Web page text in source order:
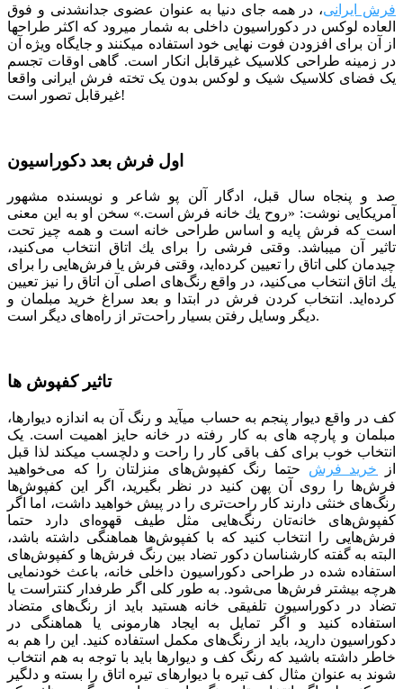
فرش ایرانی، در همه جای دنیا به عنوان عضوی جدانشدنی و فوق
العاده لوکس در دکوراسیون داخلی به شمار میرود که اکثر طراح­ها
از آن برای افزودن فوت نهایی خود استفاده می­کنند و جایگاه ویژه آن
در زمینه طراحی کلاسیک غیرقابل انکار است. گاهی اوقات تجسم
یک فضای کلاسیک شیک و لوکس بدون یک تخته فرش ایرانی واقعا
غیرقابل تصور است!
اول فرش بعد دکوراسیون
صد و پنجاه سال قبل، ادگار آلن پو شاعر و نویسنده مشهور
آمریکایی نوشت: «روح یك خانه فرش است.» سخن او به این معنی
است كه فرش پایه و اساس طراحی خانه است و همه چیز تحت
تاثیر آن می­باشد. وقتی فرشی را برای یك اتاق انتخاب می‌كنید،
چیدمان كلی اتاق را تعیین كرده‌اید، وقتی فرش یا فرش‌هایی را برای
یك اتاق انتخاب می‌كنید، در واقع رنگ‌های اصلی آن اتاق را نیز تعیین
كرده‌اید. انتخاب کردن فرش در ابتدا و بعد سراغ خرید مبلمان و
دیگر وسایل رفتن بسیار راحت‌تر از راه‌های دیگر است.
تاثیر کفپوش ها
کف در واقع دیوار پنجم به حساب می­آید و رنگ آن به اندازه دیوارها،
مبلمان و پارچه­ های به کار رفته در خانه حایز اهمیت است. یک
انتخاب خوب برای کف باقی کار را راحت و دلچسب می­کند لذا قبل
از خرید فرش حتما رنگ کفپوش‌های منزلتان را که می‌خواهید
فرش‌ها را روی آن پهن کنید در نظر بگیرید، اگر این کفپوش‌ها
رنگ‌های خنثی دارند کار راحت‌تری را در پیش خواهید داشت، اما اگر
کفپوش‌های خانه‌تان رنگ‌هایی مثل طیف قهوه‌ای دارد حتما
فرش‌هایی را انتخاب کنید که با کفپوش‌ها هماهنگی داشته باشد،
البته به گفته کارشناسان دکور تضاد بین رنگ فرش‌ها و کفپوش‌های
استفاده شده در طراحی دکوراسیون داخلی خانه، باعث خودنمایی
هرچه بیشتر فرش‌ها می‌شود. به طور کلی اگر طرفدار کنتراست یا
تضاد در دکوراسیون تلفیقی خانه هستید باید از رنگ‌های متضاد
استفاده کنید و اگر تمایل به ایجاد هارمونی یا هماهنگی در
دکوراسیون دارید، باید از رنگ‌های مکمل استفاده کنید. این را هم به
خاطر داشته باشید که رنگ کف و دیوارها باید با توجه به هم انتخاب
شوند به عنوان مثال کف تیره با دیوارهای تیره اتاق را بسته و دلگیر